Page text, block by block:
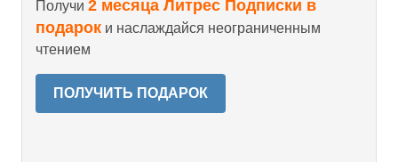
Получи 2 месяца Литрес Подписки в
подарок и наслаждайся неограниченным
чтением
ПОЛУЧИТЬ ПОДАРОК